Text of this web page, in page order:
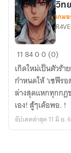
เส้น
ทาง
เอา
ชีวิต
รอด
ของ
ตัว
วิท
เกม
118400 (0)
เกิดใหม่เป็นตัวร้
กำหนดให้ 'เซฟีร
ล่างสุดแหกทุกกฎ
เอง! สู้ๆเด้อพอ. !
อัปเดตล่าสุด 11 มิ.ย.